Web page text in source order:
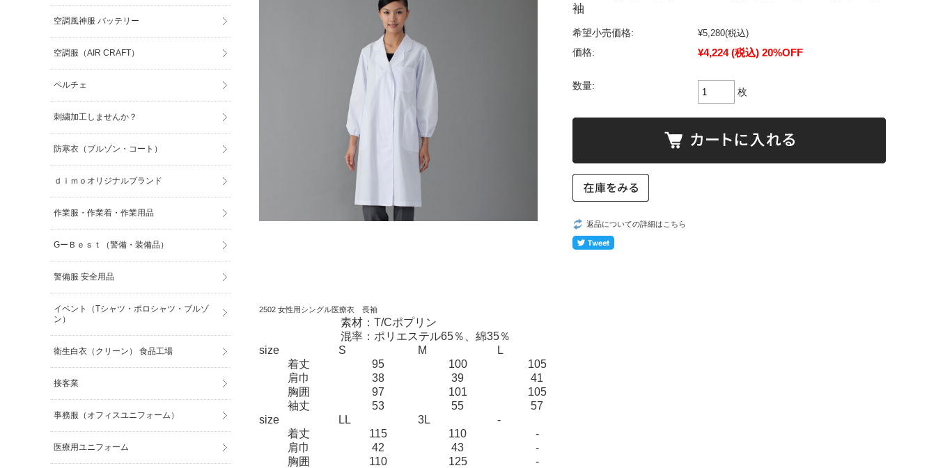
袖
希望小売価格: ¥5,280(税込)
価格:
¥4,224 (税込) 20%OFF
数量:
枚
返品についての詳細はこちら
2502 女性用シングル医療衣 長袖
素材： T/Cポプリン
混率： ポリエステル65％、綿35％
size
S M
L
着丈
95 100
105
肩巾
38 39
41
胸囲
97 101
105
袖丈
53 55
57
size
LL 3L
-
着丈
115 110
-
肩巾
42 43
-
胸囲
110 125
-
空調風神服 バッテリー
空調服（AIR CRAFT）
ペルチェ
刺繍加工しませんか？
防寒衣（ブルゾン・コート）
ｄｉｍｏオリジナルブランド
作業服・作業着・作業用品
GーＢｅｓｔ（警備・装備品）
警備服 安全用品
イベント（Tシャツ・ポロシャツ・ブルゾ
ン）
衛生白衣（クリーン） 食品工場
接客業
事務服（オフィスユニフォーム）
医療用ユニフォーム